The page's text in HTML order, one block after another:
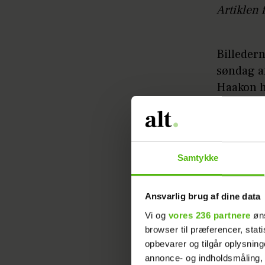
Samtykke
Ansvarlig brug af dine data
Vi og vores 236 partnere
browser til præferencer,
opbevarer og tilgår
annonce- og
Artiklen
søndag
Haakon
De nye
sådan